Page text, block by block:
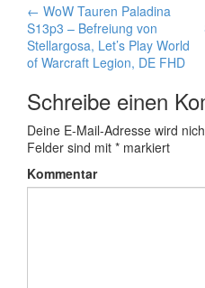
Artikel-
← WoW Tauren Paladina
S13p3 – Befreiung von
Stellargosa, Let’s Play World
of Warcraft Legion, DE FHD
Schreibe einen
Deine E-Mail-Adresse wird
Felder sind mit * markiert
Kommentar